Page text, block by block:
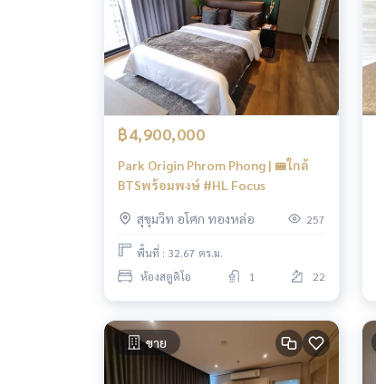
฿4,900,000
Park Origin Phrom Phong | 🚝ใกล้
BTSพร้อมพงษ์ #HL Focus
สุขุมวิท อโศก ทองหล่อ 257
พื้นที่ : 32.67 ตร.ม.
ห้องสตูดิโอ
1 22
ขาย